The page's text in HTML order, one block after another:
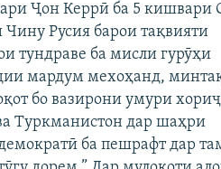
Ҷон Керрӣ ба 5 кишвари
Русия барои тақвияти
тундраве ба мисли гурӯҳи
мардум мехоҳанд,
бо вазирони умури
Туркманистон дар шаҳри
ба пешрафт дар